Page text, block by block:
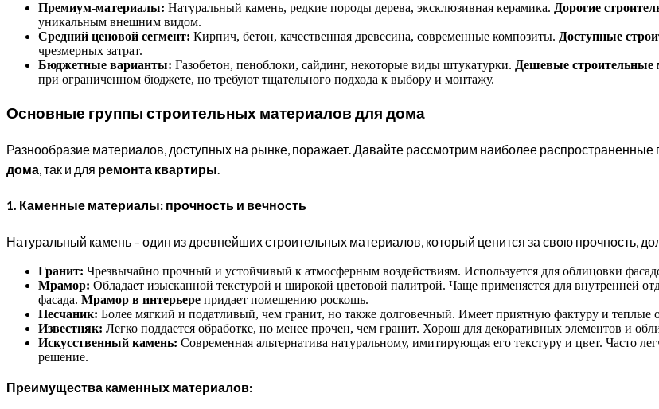
Премиум-материалы: Натуральный камень, редкие породы дерева, эксклюзивная керамика. Дорогие
уникальным внешним видом.
Средний ценовой сегмент: Кирпич, бетон, качественная древесина, современные композиты. Доступные
чрезмерных затрат.
Бюджетные варианты: Газобетон, пеноблоки, сайдинг, некоторые виды штукатурки. Дешевые строительные
при ограниченном бюджете, но требуют тщательного подхода к выбору и монтажу.
Основные группы строительных материалов для дома
Разнообразие материалов, доступных на рынке, поражает. Давайте рассмотрим наиболее распространенные
дома , так и для ремонта квартиры
1. Каменные материалы: прочность и вечность
Натуральный камень – один из древнейших строительных материалов, который ценится за свою прочность,
Гранит: Чрезвычайно прочный и устойчивый к атмосферным воздействиям. Используется для облицовки
Мрамор: Обладает изысканной текстурой и широкой цветовой палитрой. Чаще применяется для внутренней
фасада. Мрамор в интерьере придает помещению роскошь.
Песчаник: Более мягкий и податливый, чем гранит, но также долговечный. Имеет приятную фактуру и теплые
Известняк: Легко поддается обработке, но менее прочен, чем гранит. Хорош для декоративных элементов и
Искусственный камень: Современная альтернатива натуральному, имитирующая его текстуру и цвет. Часто
решение.
Преимущества каменных материалов: